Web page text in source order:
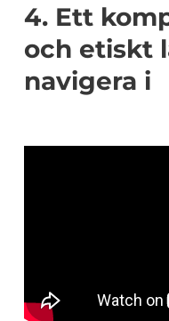
4. Ett
och etiskt
navigera i